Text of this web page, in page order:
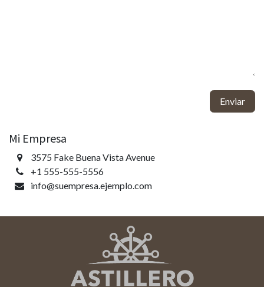
Enviar
Mi Empresa
3575 Fake Buena Vista Avenue
+1 555-555-5556
info@suempresa.ejemplo.com